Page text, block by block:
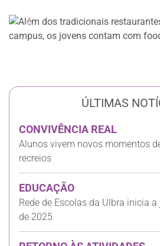
Anterior
ÚLTIMAS
CONVIVÊNCIA REAL
Alunos vivem novos momentos
recreios
EDUCAÇÃO
Rede de Escolas da Ulbra inicia
de 2025